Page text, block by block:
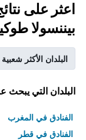
اعثر على
بيننسولا
البلدان الأكثر شعبية
البلدان التي يبحث
الفنادق في المغرب
الفنادق في قطر